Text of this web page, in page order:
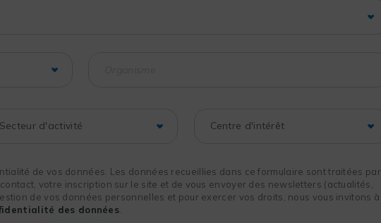
de vos données. Les données recueillies dans ce formulaire sont traitées par
votre inscription sur le site et de vous envoyer des newsletters (actualités,
de vos données personnelles et pour exercer vos droits, nous vous invitons à
des données